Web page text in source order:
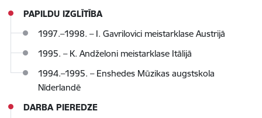
PAPILDU IZGLĪTĪBA
1997.–1998. – I. Gavrilovici meistarklase Austrijā
1995. – K. Andželoni meistarklase Itālijā
1994.–1995. – Enshedes Mūzikas augstskola
Nīderlandē
DARBA PIEREDZE